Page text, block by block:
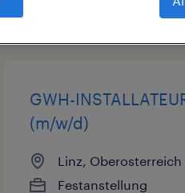
1
GWH-
(m/w/d)
Linz, Oberosterreich
Festanstellung